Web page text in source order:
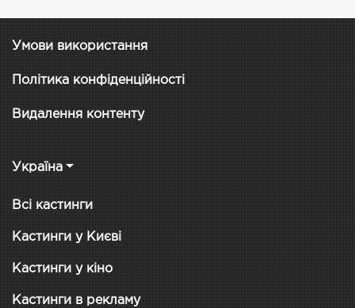
Умови використання
Політика конфіденційності
Видалення контенту
Україна
Всі кастинги
Кастинги у Києві
Кастинги у кіно
Кастинги в рекламу